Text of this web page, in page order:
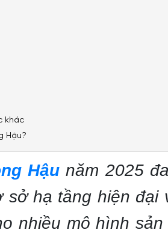
khác
Hậu?
Hậu năm 2025
hạ tầng hiện đại
nhiều mô hình